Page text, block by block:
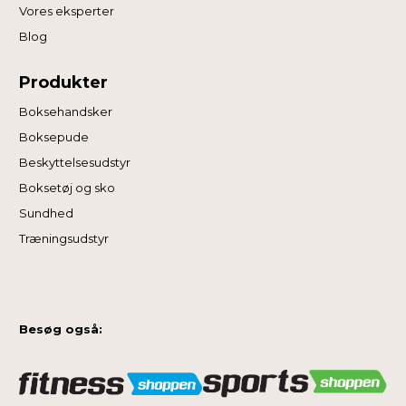
Vores eksperter
Blog
Produkter
Boksehandsker
Boksepude
Beskyttelsesudstyr
Boksetøj og sko
Sundhed
Træningsudstyr
Besøg også: